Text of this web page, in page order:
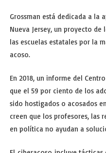
Grossman está dedicada a la
Nueva Jersey, un proyecto de
las escuelas estatales por la
acoso.
En 2018, un informe del
que el 59 por ciento de los
sido hostigados o acosados
creen que los profesores, las
en política no ayudan a